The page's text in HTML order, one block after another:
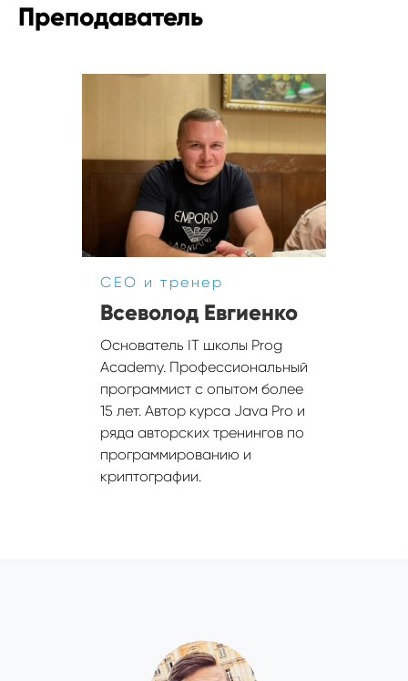
Преподаватель
CEO и тренер
Всеволод Евгиенко
Основатель IT школы Prog
Academy. Профессиональный
программист с опытом более
15 лет. Автор курса Java Pro и
ряда авторских тренингов по
программированию и
криптографии.